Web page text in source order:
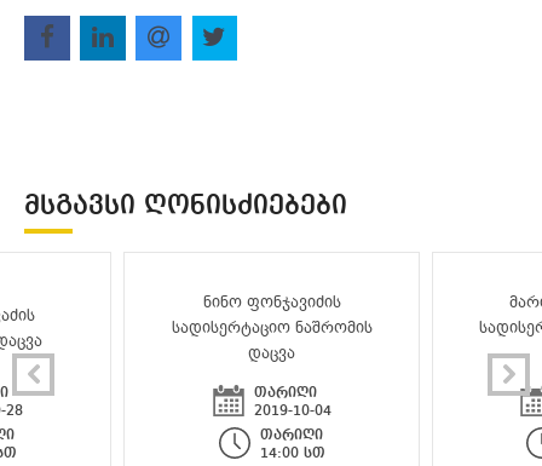
ᲛᲡᲒᲐᲕᲡᲘ ᲦᲝᲜᲘᲡᲫᲘᲔᲑᲔᲑᲘ
28
ნინო ფონჯავიძის
სადისერტაციო ნაშრომის
დაცვა
თარიღი
2019-10-04
თარიღი
14:00 სთ